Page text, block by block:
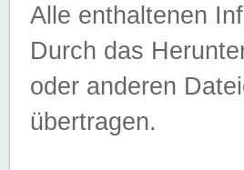
Alle enthaltenen
Durch das
oder anderen
übertragen.